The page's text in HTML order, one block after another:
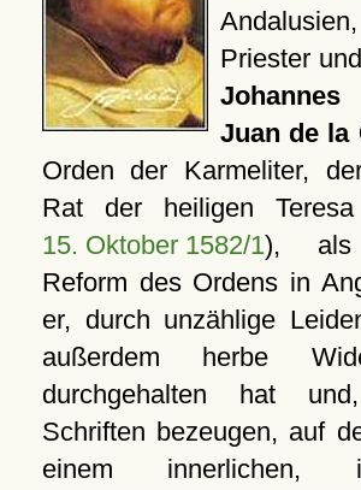
Priester
Juan de la
Orden der Karmeliter,
Rat der heiligen
15. Oktober 1582/1), als
Reform des Ordens in
er, durch unzählige
außerdem herbe
durchgehalten hat
Schriften bezeugen, auf
einem innerlichen,